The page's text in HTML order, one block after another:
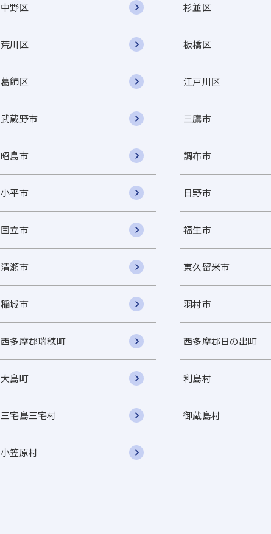
中野区 杉並区
荒川区 板橋区
葛飾区 江戸川区
武蔵野市 三鷹市
昭島市 調布市
小平市 日野市
国立市 福生市
清瀬市 東久留米市
稲城市 羽村市
西多摩郡瑞穂町 西多摩郡日の出町
大島町 利島村
三宅島三宅村 御蔵島村
小笠原村